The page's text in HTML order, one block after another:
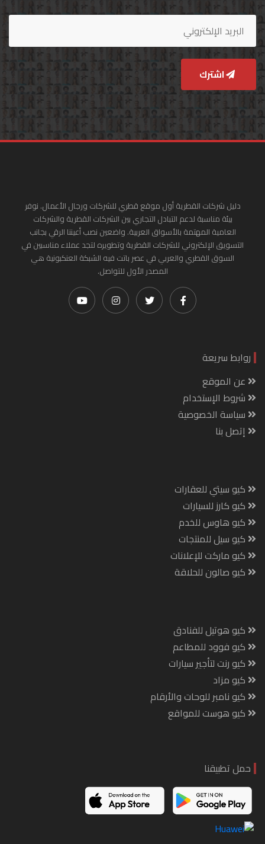
اشترك
دليل شركات القطرية أول موقع قطري للشركات ورجال الأعمال. نوفر
بيئة مناسبة لدعم التبادل التجاري بين الشركات القطرية والشركات
العامية المهتمة بالأسواق العربية. واضعين نصب أعيننا الرقي بجانب
التسويق الإلكتروني للشركات القطرية وتطويره لتجد عملاء مناسبين في
السوق القطري والعربي في عصر باتت فيه الشبكة العنكبونية هي
المصدر الأول للتواصل.
روابط سريعة
عن الموقع
شروط الإستخدام
سياسة الخصوصية
إتصل بنا
كيو سيتي للعقارات
كيو كارز للسيارات
كيو هاوس للخدم
كيو سيل للمنتجات
كيو ماركت للإعلانات
كيو صالون للحلاقة
كيو هوتيل للفنادق
كيو فوود للمطاعم
كيو رنت لتأجير سيارات
كيو مزاد
كيو نامبر للوحات والأرقام
كيو هوست للمواقع
حمل تطبيقنا